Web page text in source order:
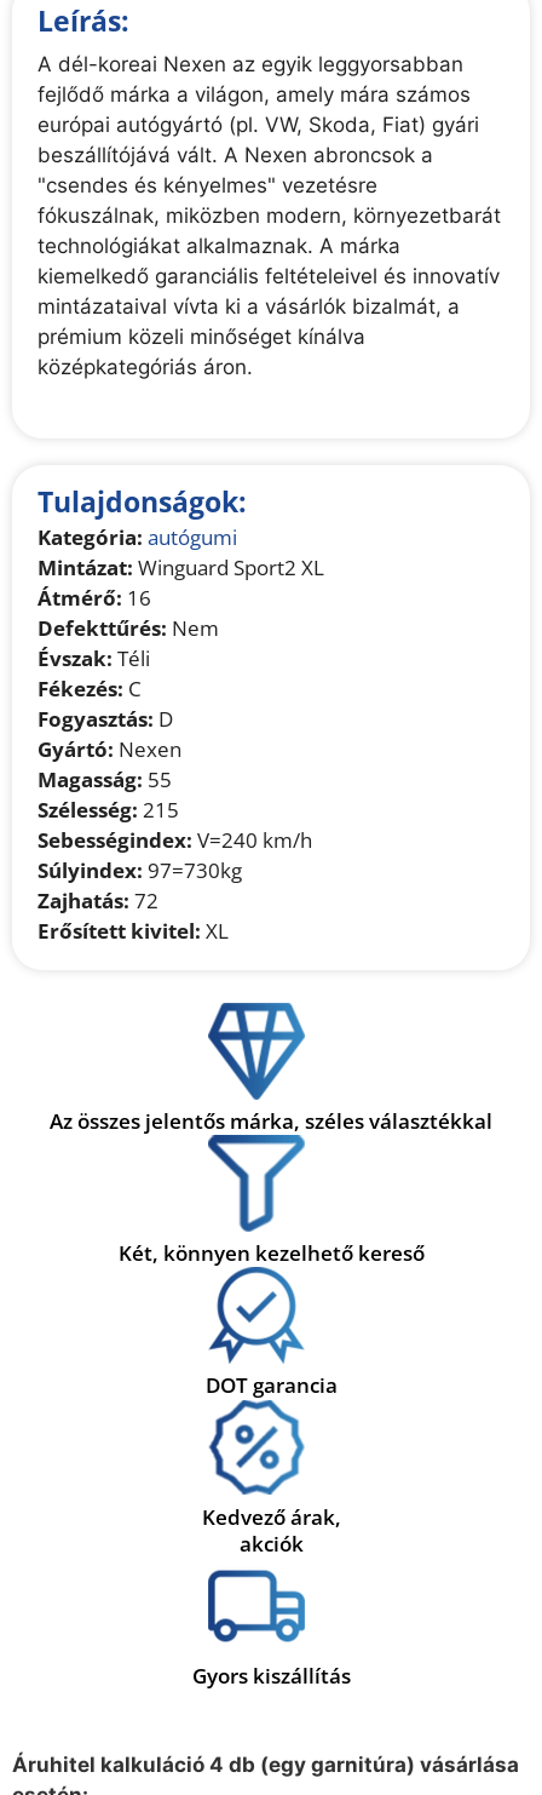
Leírás:
A dél-koreai Nexen az egyik leggyorsabban
fejlődő márka a világon, amely mára számos
európai autógyártó (pl. VW, Skoda, Fiat) gyári
beszállítójává vált. A Nexen abroncsok a
"csendes és kényelmes" vezetésre
fókuszálnak, miközben modern, környezetbarát
technológiákat alkalmaznak. A márka
kiemelkedő garanciális feltételeivel és innovatív
mintázataival vívta ki a vásárlók bizalmát, a
prémium közeli minőséget kínálva
középkategóriás áron.
Tulajdonságok:
Kategória: autógumi
Mintázat: Winguard Sport2 XL
Átmérő: 16
Defekttűrés: Nem
Évszak: Téli
Fékezés: C
Fogyasztás: D
Gyártó: Nexen
Magasság: 55
Szélesség: 215
Sebességindex: V=240 km/h
Súlyindex: 97=730kg
Zajhatás: 72
Erősített kivitel: XL
Az összes jelentős márka, széles választékkal
Két, könnyen kezelhető kereső
DOT garancia
Kedvező árak,
akciók
Gyors kiszállítás
Áruhitel kalkuláció 4 db (egy garnitúra) vásárlása